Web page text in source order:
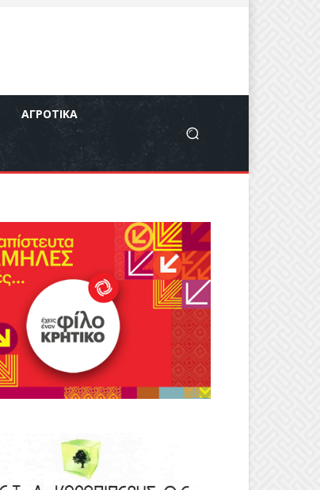
ΑΓΡΟΤΙΚΆ